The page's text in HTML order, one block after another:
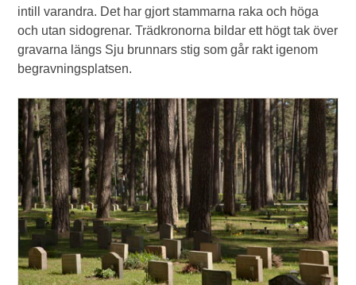
intill varandra. Det har gjort stammarna raka och höga
och utan sidogrenar. Trädkronorna bildar ett högt tak över
gravarna längs Sju brunnars stig som går rakt igenom
begravningsplatsen.